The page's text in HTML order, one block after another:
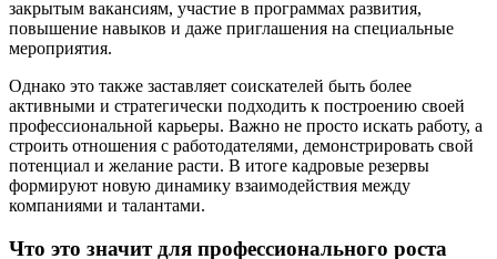
закрытым вакансиям, участие в программах развития,
повышение навыков и даже приглашения на специальные
мероприятия.
Однако это также заставляет соискателей быть более
активными и стратегически подходить к построению своей
профессиональной карьеры. Важно не просто искать работу, а
строить отношения с работодателями, демонстрировать свой
потенциал и желание расти. В итоге кадровые резервы
формируют новую динамику взаимодействия между
компаниями и талантами.
Что это значит для профессионального роста